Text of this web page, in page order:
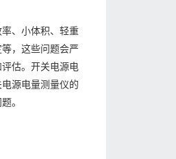
、小体积、轻重
，这些问题会严
估。开关电源电
源电量测量仪的
。